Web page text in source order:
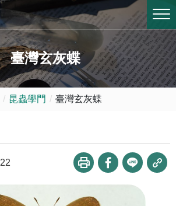
臺灣玄灰蝶
昆蟲學門 臺灣玄灰蝶
22